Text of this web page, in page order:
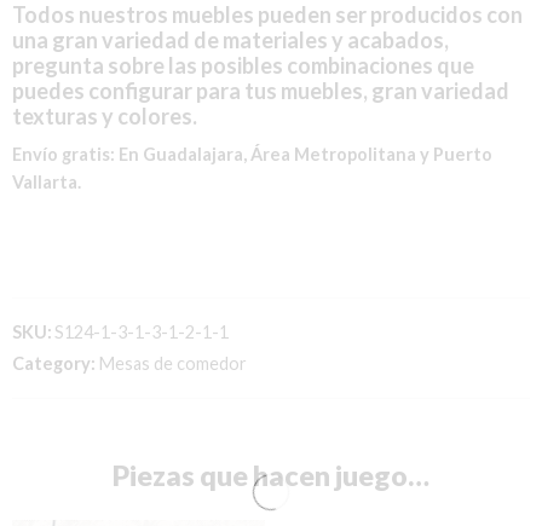
Todos nuestros muebles pueden ser producidos con
una gran variedad de materiales y acabados,
pregunta sobre las posibles combinaciones que
puedes configurar para tus muebles, gran variedad
texturas y colores.
Envío gratis: En Guadalajara, Área Metropolitana y Puerto
Vallarta.
SKU: S124-1-3-1-3-1-2-1-1
Category: Mesas de comedor
Piezas que hacen juego…